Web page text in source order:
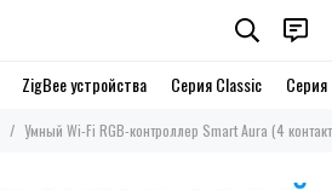
ZigBee устройства Серия Classic Серия
Умный Wi-Fi RGB-контроллер Smart Aura (4